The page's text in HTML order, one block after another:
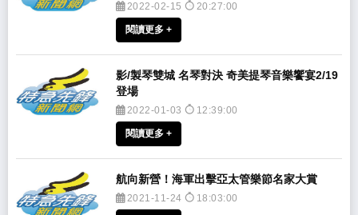
2022-02-15 20:27:00
閱讀更多 +
​影/製琴雙城 名琴對決 奇美提琴音樂饗宴2/19
登場
2022-01-03 12:39:00
閱讀更多 +
航向新營！海軍出擊亞太管樂節名家大賞
2021-11-24 18:03:00